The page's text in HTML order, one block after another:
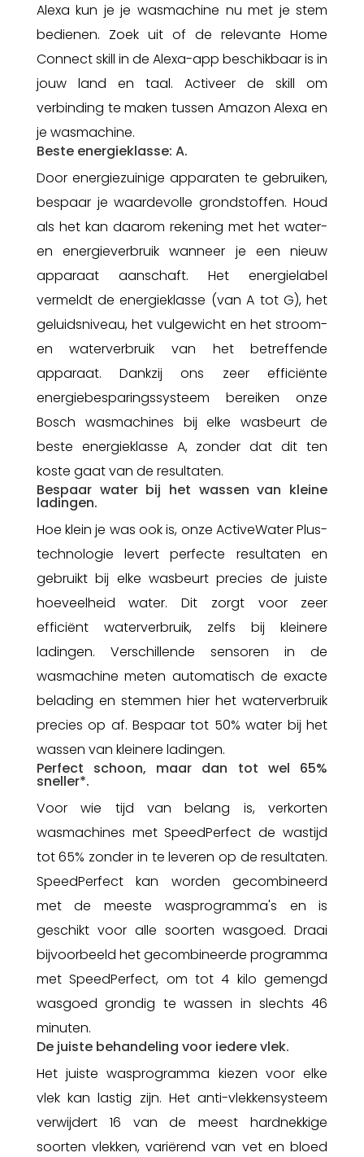
Alexa kun je je wasmachine nu met je stem
bedienen. Zoek uit of de relevante Home
Connect skill in de Alexa-app beschikbaar is in
jouw land en taal. Activeer de skill om
verbinding te maken tussen Amazon Alexa en
je wasmachine.
Beste energieklasse: A.
Door energiezuinige apparaten te gebruiken,
bespaar je waardevolle grondstoffen. Houd
als het kan daarom rekening met het water-
en energieverbruik wanneer je een nieuw
apparaat aanschaft. Het energielabel
vermeldt de energieklasse (van A tot G), het
geluidsniveau, het vulgewicht en het stroom-
en waterverbruik van het betreffende
apparaat. Dankzij ons zeer efficiënte
energiebesparingssysteem bereiken onze
Bosch wasmachines bij elke wasbeurt de
beste energieklasse A, zonder dat dit ten
koste gaat van de resultaten.
Bespaar water bij het wassen van kleine
ladingen.
Hoe klein je was ook is, onze ActiveWater Plus-
technologie levert perfecte resultaten en
gebruikt bij elke wasbeurt precies de juiste
hoeveelheid water. Dit zorgt voor zeer
efficiënt waterverbruik, zelfs bij kleinere
ladingen. Verschillende sensoren in de
wasmachine meten automatisch de exacte
belading en stemmen hier het waterverbruik
precies op af. Bespaar tot 50% water bij het
wassen van kleinere ladingen.
Perfect schoon, maar dan tot wel 65%
sneller*.
Voor wie tijd van belang is, verkorten
wasmachines met SpeedPerfect de wastijd
tot 65% zonder in te leveren op de resultaten.
SpeedPerfect kan worden gecombineerd
met de meeste wasprogramma's en is
geschikt voor alle soorten wasgoed. Draai
bijvoorbeeld het gecombineerde programma
met SpeedPerfect, om tot 4 kilo gemengd
wasgoed grondig te wassen in slechts 46
minuten.
De juiste behandeling voor iedere vlek.
Het juiste wasprogramma kiezen voor elke
vlek kan lastig zijn. Het anti-vlekkensysteem
verwijdert 16 van de meest hardnekkige
soorten vlekken, variërend van vet en bloed